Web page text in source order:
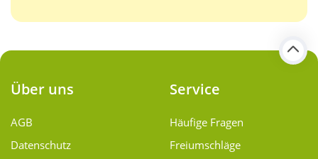
Über uns
AGB
Datenschutz
Service
Häufige Fragen
Freiumschläge